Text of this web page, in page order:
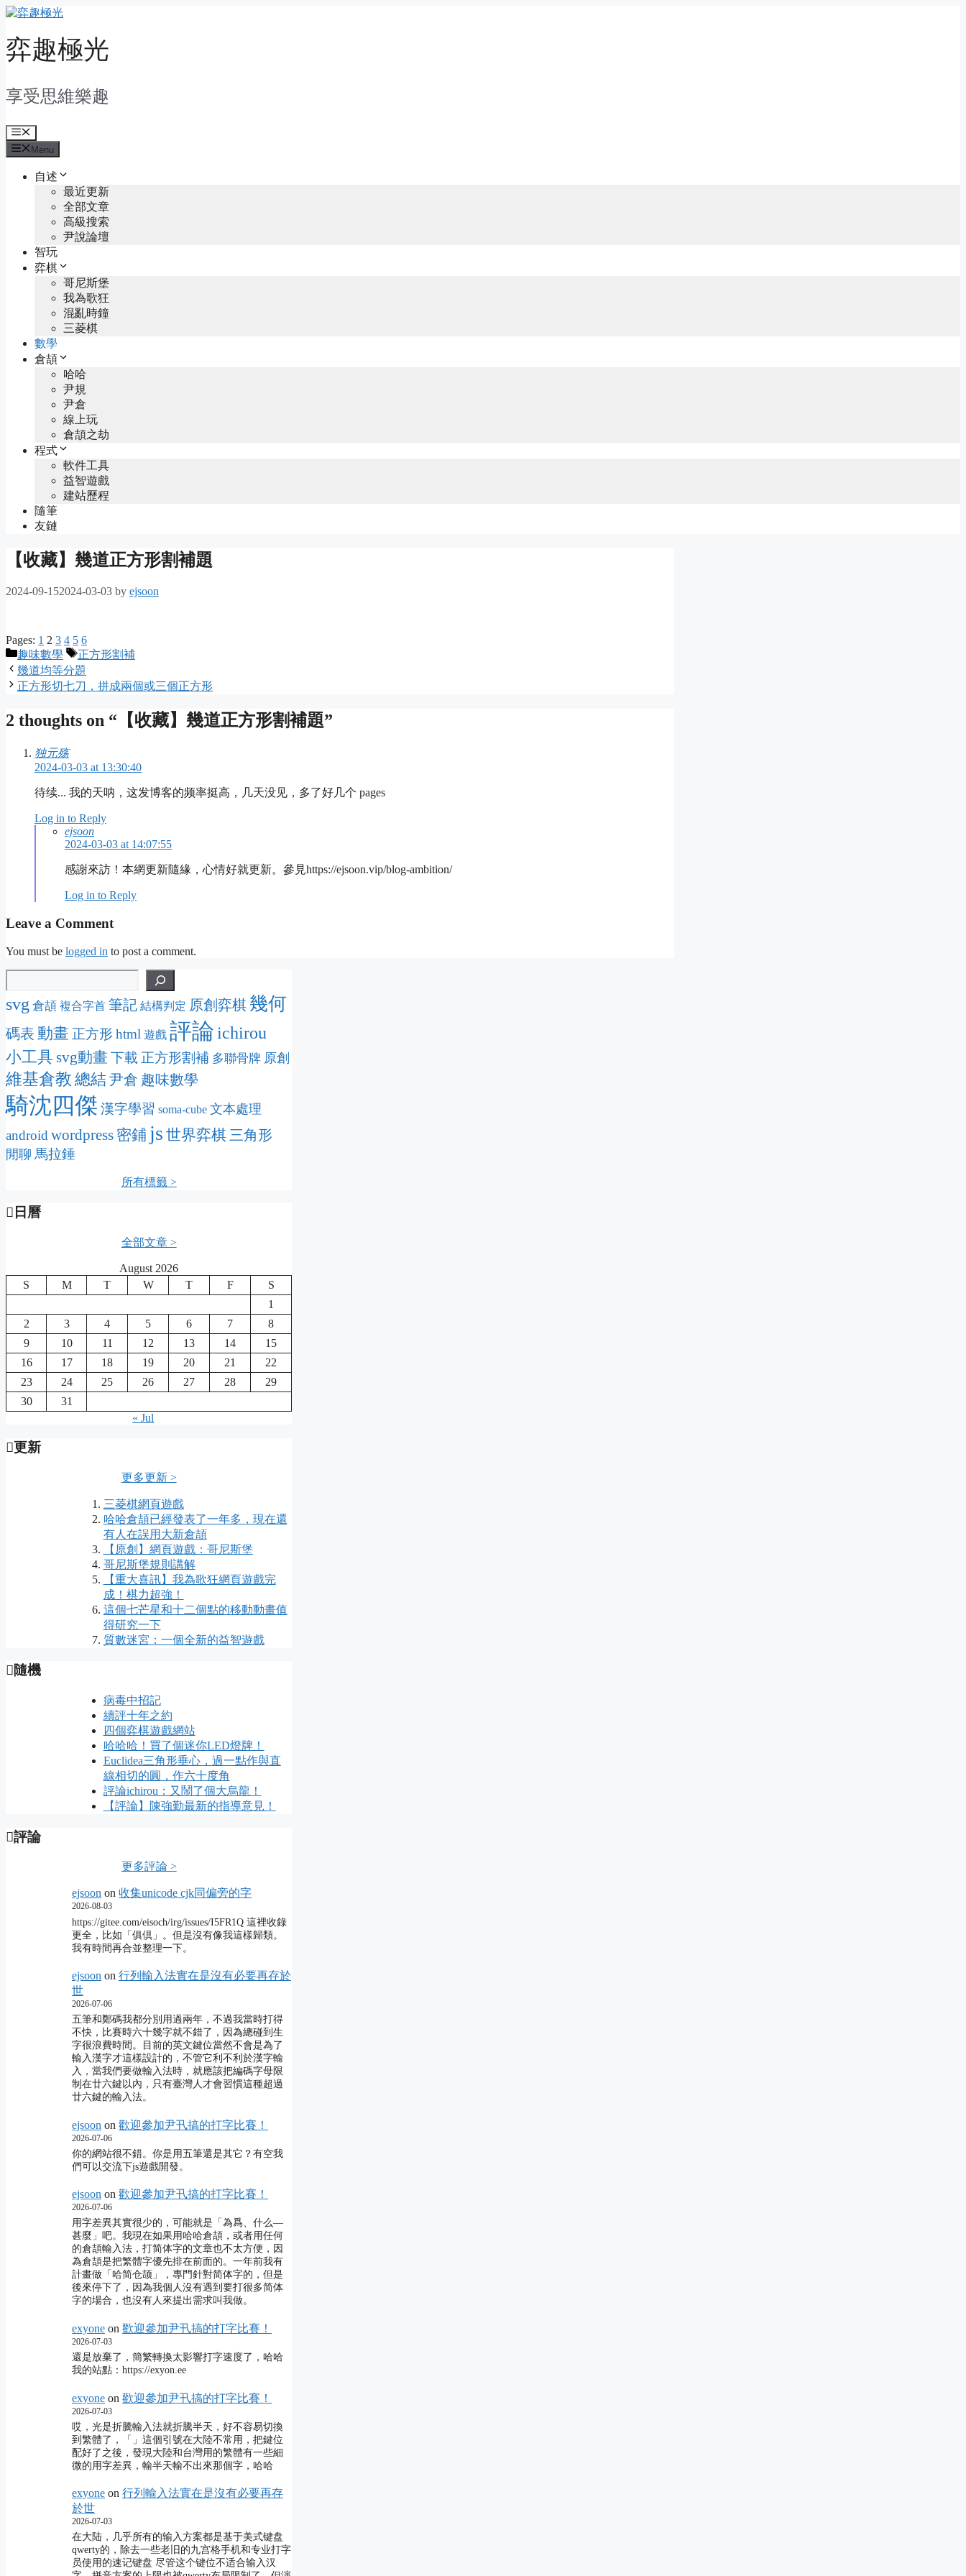
Skip
content
弈趣極光
享受思維樂趣
Menu
Menu
自述
最近更新
全部文章
高級搜索
尹說論壇
智玩
弈棋
哥尼斯堡
我為歌狂
混亂時鐘
三菱棋
數學
倉頡
哈哈
尹規
尹倉
線上玩
倉頡之劫
程式
軟件工具
益智遊戲
建站歷程
隨筆
友鏈
【收藏】幾道正方形割補題
2024-09-152024-03-03 by ejsoon
Pages: 1 2 3 4 5 6
Categories
趣味數學 Tags
正方形割補
幾道均等分題
正方形切七刀，拼成兩個或三個正方形
2 thoughts on “【收藏】幾道正方形割補題”
独元殇
2024-03-03 at 13:30:40
待续... 我的天呐，这发博客的频率挺高，几天没见，多了好几个 pages
Log in to Reply
ejsoon
2024-03-03 at 14:07:55
感謝來訪！本網更新隨緣，心情好就更新。參見https://ejsoon.vip/blog-ambition/
Log in to Reply
Leave a Comment
You must be logged in to post a comment.
svg 倉頡 複合字首 筆記 結構判定 原創弈棋 幾何
碼表 動畫 正方形 html 遊戲 評論 ichirou
小工具 svg動畫 下載 正方形割補 多聯骨牌 原創
維基倉教 總結 尹倉 趣味數學
騎沈四傑 漢字學習 soma-cube 文本處理
android wordpress 密鋪 js 世界弈棋 三角形
閒聊 馬拉錘
所有標籤 >
日曆
全部文章 >
August 2026
S
M T W T F
S
1
2
3 4 5 6 7
8
9
10 11 12 13 14
15
16
17 18 19 20 21
22
23
24 25 26 27 28
29
30
31
« Jul
更新
更多更新 >
三菱棋網頁遊戲
哈哈倉頡已經發表了一年多，現在還
有人在誤用大新倉頡
【原創】網頁遊戲：哥尼斯堡
哥尼斯堡規則講解
【重大喜訊】我為歌狂網頁遊戲完
成！棋力超強！
這個七芒星和十二個點的移動動畫值
得研究一下
質數迷宮：一個全新的益智遊戲
隨機
病毒中招記
續評十年之約
四個弈棋遊戲網站
哈哈哈！買了個迷你LED燈牌！
Euclidea三角形垂心，過一點作與直
線相切的圓，作六十度角
評論ichirou：又鬧了個大烏龍！
【評論】陳強勤最新的指導意見！
評論
更多評論 >
ejsoon on 收集unicode cjk同偏旁的字
2026-08-03
https://gitee.com/eisoch/irg/issues/I5FR1Q 這裡收錄
更全，比如「俱倶」。但是沒有像我這樣歸類。
我有時間再合並整理一下。
ejsoon on 行列輸入法實在是沒有必要再存於
世
2026-07-06
五筆和鄭碼我都分別用過兩年，不過我當時打得
不快，比賽時六十幾字就不錯了，因為總碰到生
字很浪費時間。目前的英文鍵位當然不會是為了
輸入漢字才這樣設計的，不管它利不利於漢字輸
入，當我們要做輸入法時，就應該把編碼字母限
制在廿六鍵以內，只有臺灣人才會習慣這種超過
廿六鍵的輸入法。
ejsoon on 歡迎參加尹卂搞的打字比賽！
2026-07-06
你的網站很不錯。你是用五筆還是其它？有空我
們可以交流下js遊戲開發。
ejsoon on 歡迎參加尹卂搞的打字比賽！
2026-07-06
用字差異其實很少的，可能就是「為爲、什么―
甚麼」吧。我現在如果用哈哈倉頡，或者用任何
的倉頡輸入法，打简体字的文章也不太方便，因
為倉頡是把繁體字優先排在前面的。一年前我有
計畫做「哈简仓颉」，專門針對简体字的，但是
後來停下了，因為我個人沒有遇到要打很多简体
字的場合，也沒有人來提出需求叫我做。
exyone on 歡迎參加尹卂搞的打字比賽！
2026-07-03
還是放棄了，簡繁轉換太影響打字速度了，哈哈
我的站點：https://exyon.ee
exyone on 歡迎參加尹卂搞的打字比賽！
2026-07-03
哎，光是折騰輸入法就折騰半天，好不容易切換
到繁體了，「」這個引號在大陸不常用，把鍵位
配好了之後，發現大陸和台灣用的繁體有一些細
微的用字差異，輸半天輸不出來那個字，哈哈
exyone on 行列輸入法實在是沒有必要再存
於世
2026-07-03
在大陆，几乎所有的输入方案都是基于美式键盘
qwerty的，除去一些老旧的九宫格手机和专业打字
员使用的速记键盘 尽管这个键位不适合输入汉